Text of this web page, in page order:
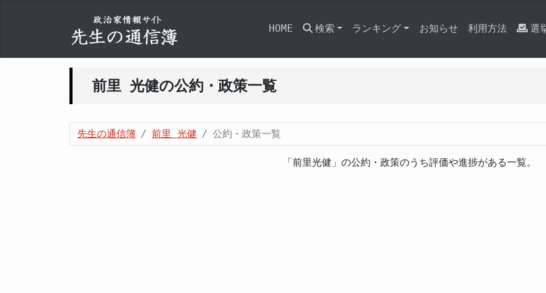
HOME 検索 ランキング お知らせ 利用方法 選
前里 光健の公約・政策一覧
先生の通信簿 前里 光健 公約・政策一覧
「前里光健」の公約・政策のうち評価や進捗がある一覧。